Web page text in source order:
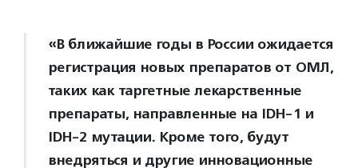
«В ближайшие годы в России ожидается
регистрация новых препаратов от ОМЛ,
таких как таргетные лекарственные
препараты, направленные на IDH-1 и
IDH-2 мутации. Кроме того, будут
внедряться и другие инновационные